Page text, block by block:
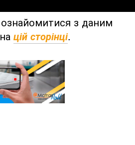
з даним
цій сторінці.